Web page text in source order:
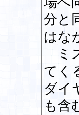
分と
はな
ミ
てく
ダイ
も含